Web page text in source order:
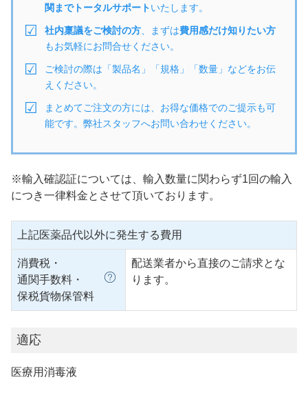
関までトータルサポートいたします。
社内稟議をご検討の方 、まずは費用感だけ知りたい方
もお気軽にお問合せください。
ご検討の際は「製品名」「規格」「数量」などをお伝
えください。
まとめてご注文の方には、お得な価格でのご提示も可
能です。弊社スタッフへお問い合わせください。
※輸入確認証については、輸入数量に関わらず1回の輸入
につき一律料金とさせて頂いております。
上記医薬品代以外に発生する費用
消費税・
通関手数料・
保税貨物保管料
配送業者から直接のご請求とな
ります。
適応
医療用消毒液